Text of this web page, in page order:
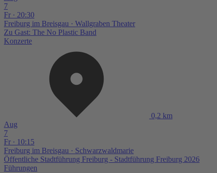
7
Fr · 20:30
Freiburg im Breisgau · Wallgraben Theater
Zu Gast: The No Plastic Band
Konzerte
0,2 km
Aug
7
Fr · 10:15
Freiburg im Breisgau · Schwarzwaldmarie
Öffentliche Stadtführung Freiburg - Stadtführung Freiburg 2026
Führungen